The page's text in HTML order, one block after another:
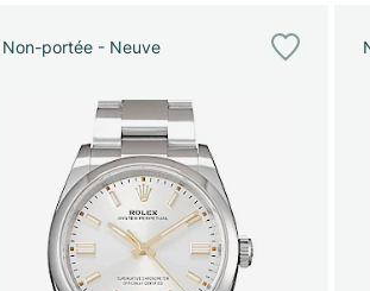
Non-portée - Neuve